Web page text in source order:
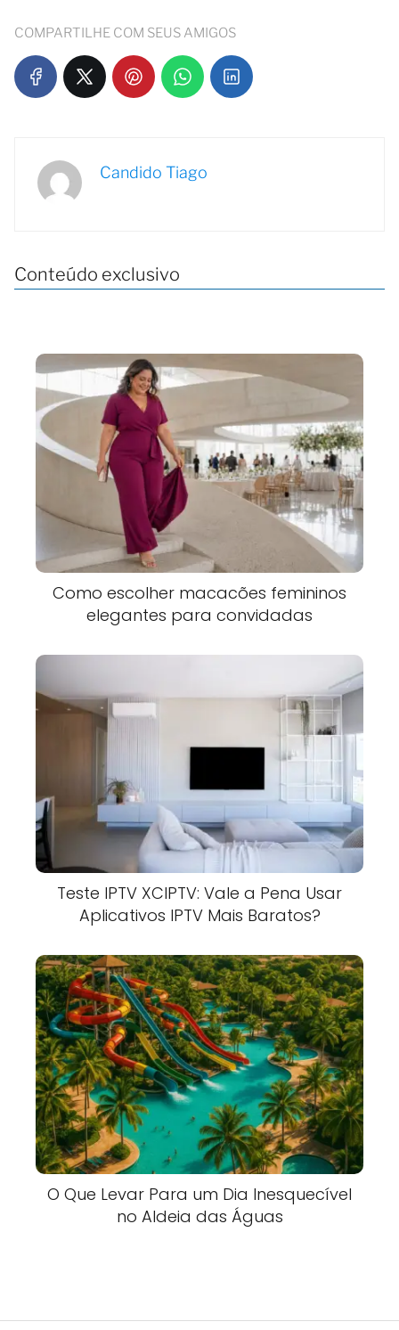
COMPARTILHE COM SEUS AMIGOS
Candido Tiago
Conteúdo exclusivo
Como escolher macacões femininos
elegantes para convidadas
Teste IPTV XCIPTV: Vale a Pena Usar
Aplicativos IPTV Mais Baratos?
O Que Levar Para um Dia Inesquecível
no Aldeia das Águas